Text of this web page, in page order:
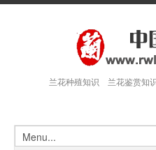
兰花种殖知识 兰花鉴赏